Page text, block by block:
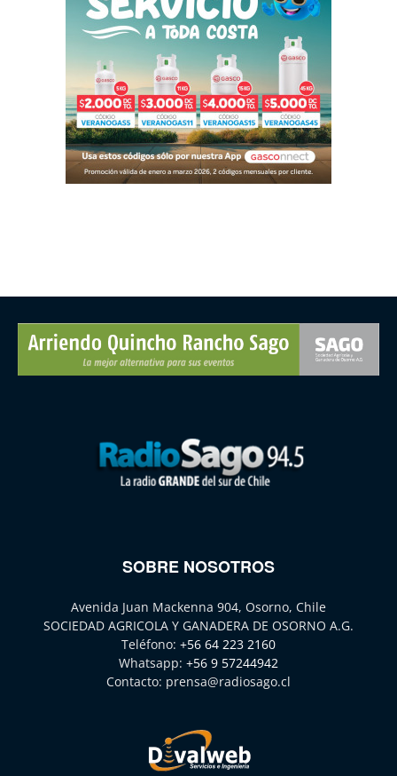
SOBRE NOSOTROS
Avenida Juan Mackenna 904, Osorno, Chile
SOCIEDAD AGRICOLA Y GANADERA DE OSORNO A.G.
Teléfono: +56 64 223 2160
Whatsapp: +56 9 57244942
Contacto: prensa@radiosago.cl